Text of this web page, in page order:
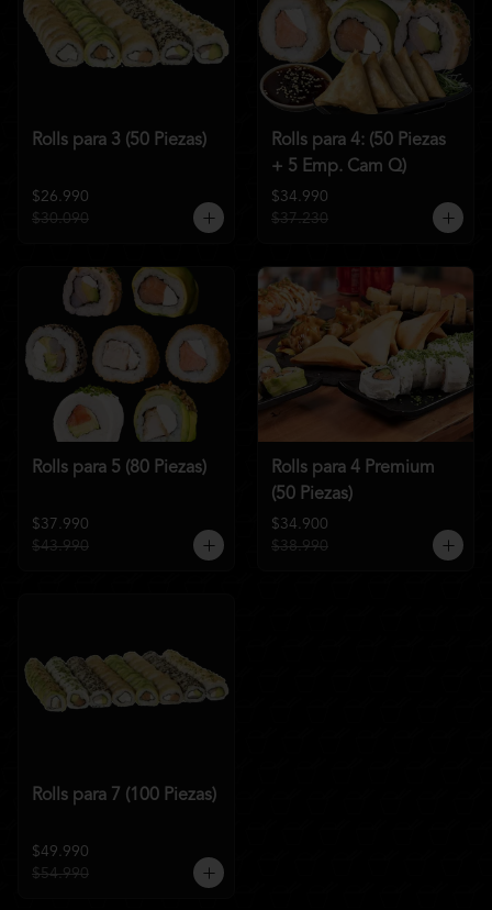
Rolls para 3 (50 Piezas)
$26.990
$30.090
Rolls para 4: (50 Piezas
+ 5 Emp. Cam Q)
$34.990
$37.230
Rolls para 5 (80 Piezas)
$37.990
$43.990
Rolls para 4 Premium
(50 Piezas)
$34.900
$38.990
Rolls para 7 (100 Piezas)
$49.990
$54.990